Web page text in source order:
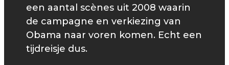
een aantal scènes uit 2008 waarin
de campagne en verkiezing van
Obama naar voren komen. Echt een
tijdreisje dus.